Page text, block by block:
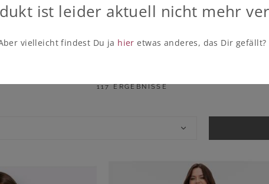
BADEKLEIDER
117 ERGEBNISSE
ist leider aktuell nicht mehr
vielleicht findest Du ja hier etwas anderes, das Dir gefällt?